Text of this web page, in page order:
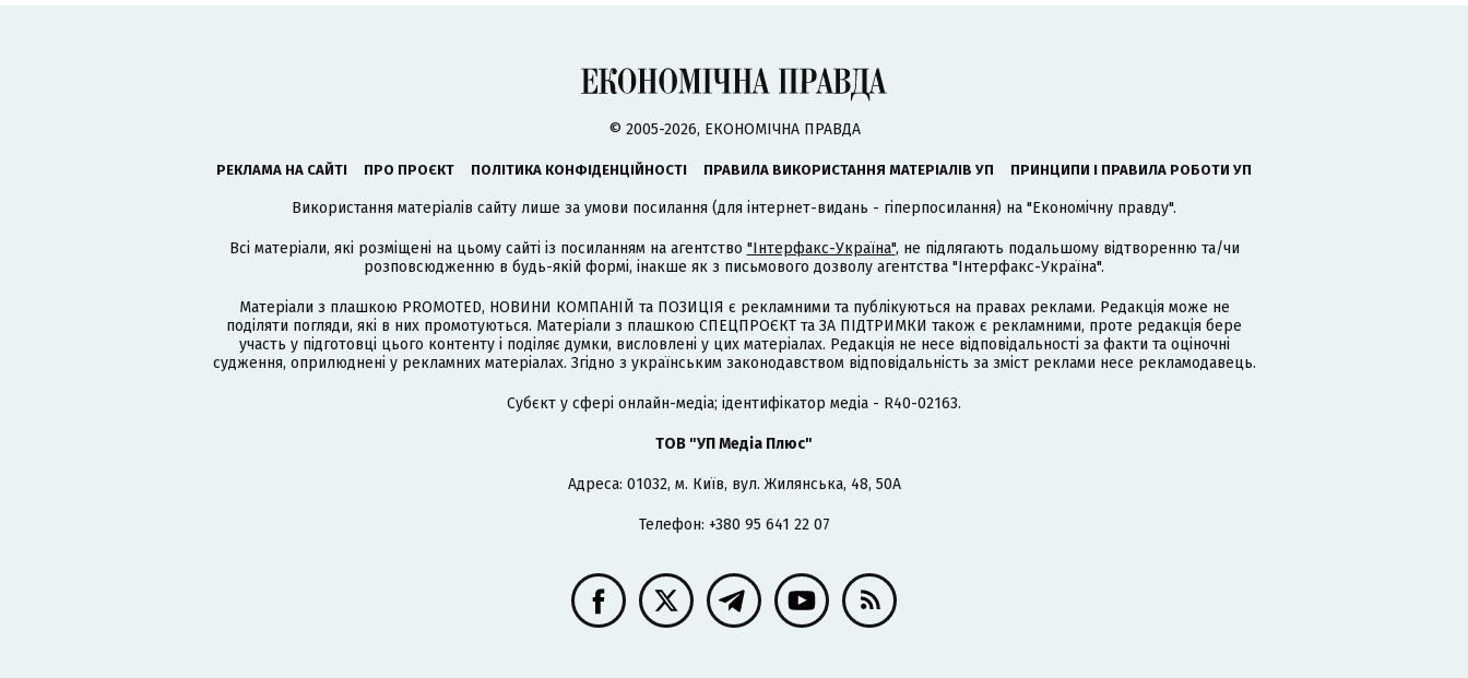
© 2005-2026, ЕКОНОМІЧНА ПРАВДА
РЕКЛАМА НА САЙТІ ПРО ПРОЄКТ ПОЛІТИКА КОНФІДЕНЦІЙНОСТІ ПРАВИЛА ВИКОРИСТАННЯ МАТЕРІАЛІВ УП ПРИНЦИПИ І ПРАВИЛА РОБОТИ УП
Використання матеріалів сайту лише за умови посилання (для інтернет-видань - гіперпосилання) на "Економічну правду".
Всі матеріали, які розміщені на цьому сайті із посиланням на агентство "Інтерфакс-Україна", не підлягають подальшому відтворенню та/чи
розповсюдженню в будь-якій формі, інакше як з письмового дозволу агентства "Інтерфакс-Україна".
Матеріали з плашкою PROMOTED, НОВИНИ КОМПАНІЙ та ПОЗИЦІЯ є рекламними та публікуються на правах реклами. Редакція може не
поділяти погляди, які в них промотуються. Матеріали з плашкою СПЕЦПРОЄКТ та ЗА ПІДТРИМКИ також є рекламними, проте редакція бере
участь у підготовці цього контенту і поділяє думки, висловлені у цих матеріалах. Редакція не несе відповідальності за факти та оціночні
судження, оприлюднені у рекламних матеріалах. Згідно з українським законодавством відповідальність за зміст реклами несе рекламодавець.
Cубєкт у сфері онлайн-медіа; ідентифікатор медіа - R40-02163.
ТОВ "УП Медіа Плюс"
Адреса: 01032, м. Київ, вул. Жилянська, 48, 50А
Телефон: +380 95 641 22 07